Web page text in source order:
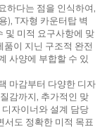
하다는 점을 인식하여,
), T자형 카운터탑 벽
및 미적 요구사항에 맞
이 지닌 구조적 완전
사양에 부합할 수 있
마감부터 다양한 디자
감까지, 추가적인 맞
자이너와 설계 담당
서도 정확한 미적 목표